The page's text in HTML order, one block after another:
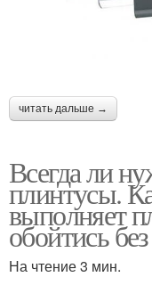
читать дальше →
Всегда ли
плинтусы.
выполняет
обойтись
На чтение 3 мин.